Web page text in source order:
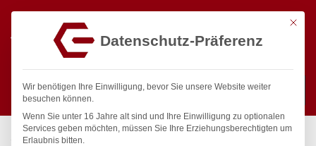
Suchen
Start / Gastronomiebedarf & Gastro Geräte für Profis
Mit
Datenschutz-Präferenz
Wir benötigen Ihre Einwilligung, bevor Sie unsere Website weiter
besuchen können.
Wenn Sie unter 16 Jahre alt sind und Ihre Einwilligung zu optionalen
Services geben möchten, müssen Sie Ihre Erziehungsberechtigten um
Erlaubnis bitten.